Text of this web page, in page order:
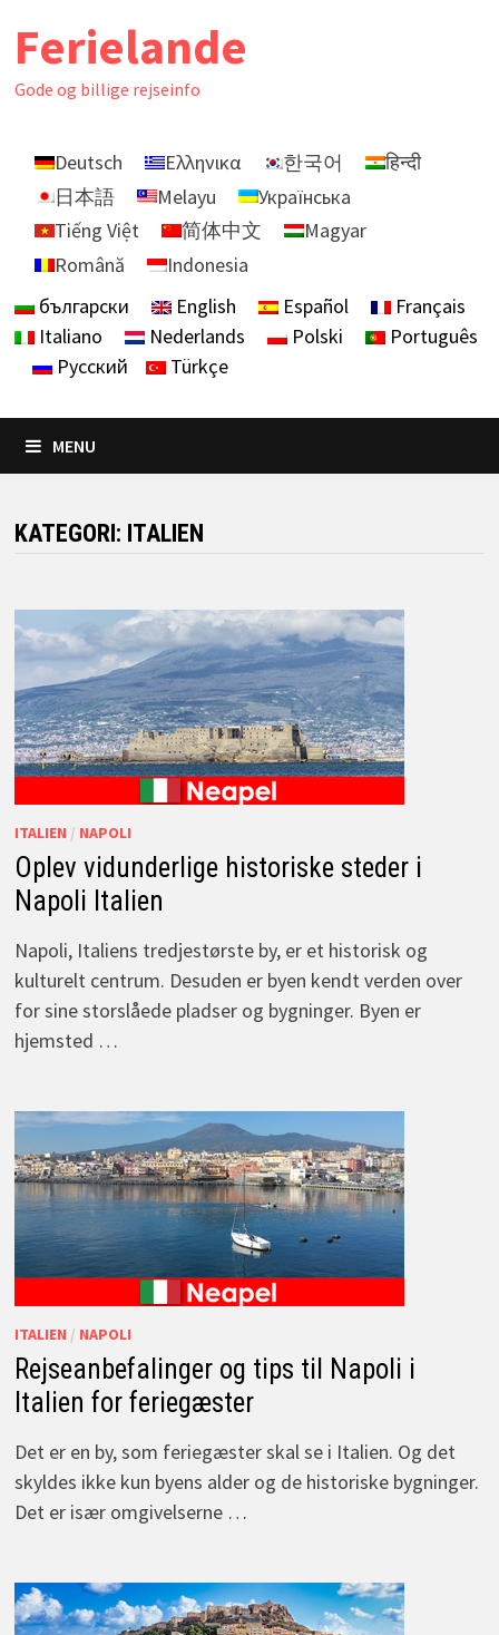
Ferielande
Gode ​​og billige rejseinfo
Deutsch Ελληνικα 한국어
हिन्दी
日本語
Melayu
Українська
Tiếng Việt
简体中文
Magyar
Română
Indonesia
български
English Español
Français
Italiano
Nederlands Polski
Português
Русский
Türkçe
MENU
KATEGORI: ITALIEN
ITALIEN / NAPOLI
Oplev vidunderlige historiske steder i
Napoli Italien
Napoli, Italiens tredjestørste by, er et historisk og
kulturelt centrum. Desuden er byen kendt verden over
for sine storslåede pladser og bygninger. Byen er
hjemsted …
ITALIEN / NAPOLI
Rejseanbefalinger og tips til Napoli i
Italien for feriegæster
Det er en by, som feriegæster skal se i Italien. Og det
skyldes ikke kun byens alder og de historiske bygninger.
Det er især omgivelserne …